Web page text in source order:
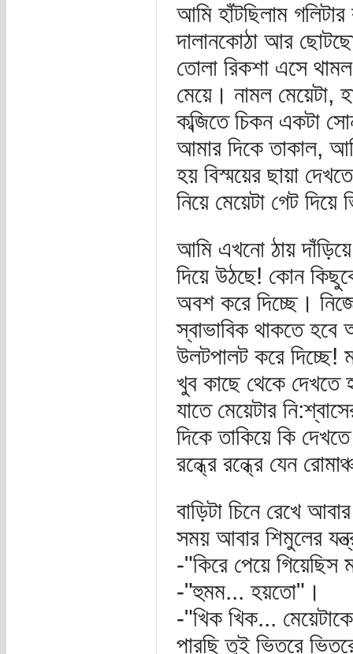
আমি হাঁটছিলাম
দালানকোঠা আর
তোলা রিকশা এসে
মেয়ে। নামল মেয়েটা,
কব্জিতে চিকন একটা
আমার দিকে তাকাল,
হয় বিস্ময়ের ছায়া
নিয়ে মেয়েটা গেট
আমি এখনো ঠায়
দিয়ে উঠছে! কোন
অবশ করে দিচ্ছে।
স্বাভাবিক থাকতে
উলটপালট করে
খুব কাছে থেকে
যাতে মেয়েটার
দিকে তাকিয়ে কি
রন্ধ্রে রন্ধ্রে যেন
বাড়িটা চিনে রেখে
সময় আবার শিমুলের
-"কিরে পেয়ে গিয়েছিস
-"হুমম... হয়তো"।
-"খিক খিক...
পারছি তুই ভিতরে